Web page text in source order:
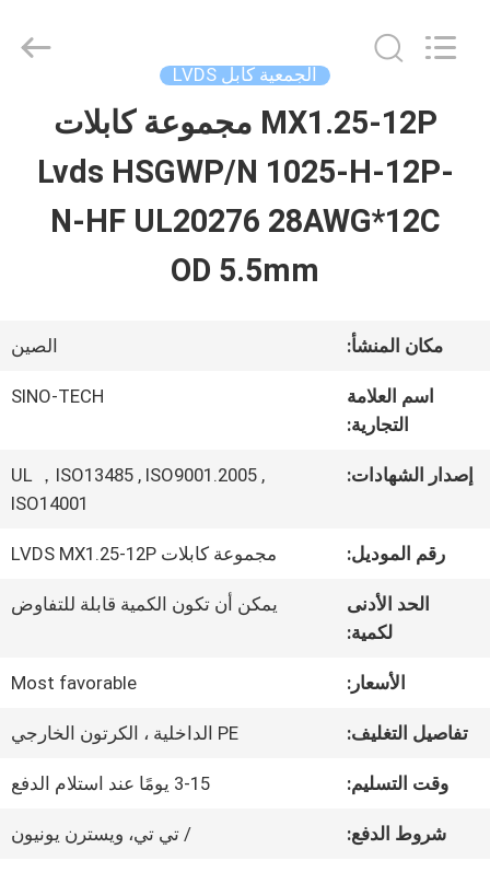
المنزل
المنتجات
المصنع
الجودة
الجمعية كابل LVDS
MX1.25-12P مجموعة كابلات
Lvds HSGWP/N 1025-H-12P-
N-HF UL20276 28AWG*12C
OD 5.5mm
مكان المنشأ: الصين
اسم العلامة
التجارية:
SINO-TECH
إصدار الشهادات:
UL ，ISO13485 , ISO9001.2005 ,
ISO14001
رقم الموديل: مجموعة كابلات LVDS MX1.25-12P
الحد الأدنى
لكمية:
يمكن أن تكون الكمية قابلة للتفاوض
الأسعار: Most favorable
تفاصيل التغليف: PE الداخلية ، الكرتون الخارجي
وقت التسليم: 3-15 يومًا عند استلام الدفع
شروط الدفع: / تي تي، ويسترن يونيون